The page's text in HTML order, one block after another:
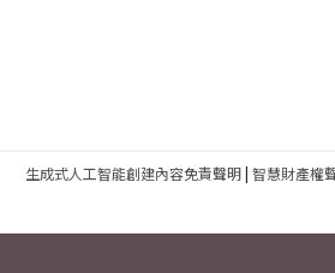
生成式人工智能創建內容免責聲明| 智慧財產權